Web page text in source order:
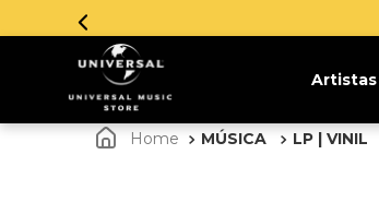
Artistas
MÚSICA LP | VINIL